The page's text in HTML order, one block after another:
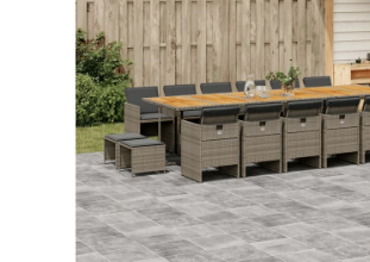
hviezdičiek.